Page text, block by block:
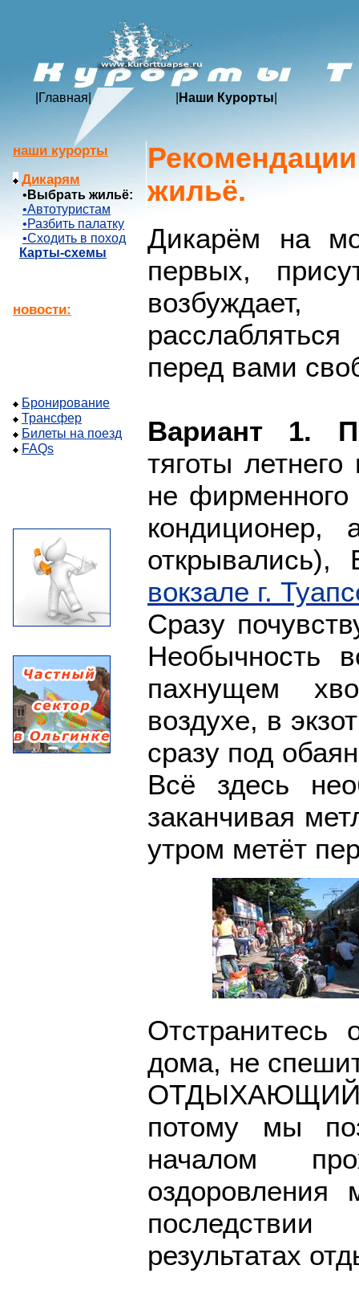
Главная Наши Курорты
наши курорты
Дикарям
• Выбрать жильё:
•Автотуристам
•Разбить палатку
•Сходить в поход
Карты-схемы
новости:
Бронирование
Трансфер
Билеты на поезд
FAQs
жильё.
Дикарём на
первых,
перед вами
Вариант 1.
тяготы
не фирменного
вокзале г.
Сразу
Необычность
пахнущем
воздухе, в
сразу под
Всё здесь
заканчивая
утром метёт
Отстранитесь
дома, не
потому мы
началом
результатах